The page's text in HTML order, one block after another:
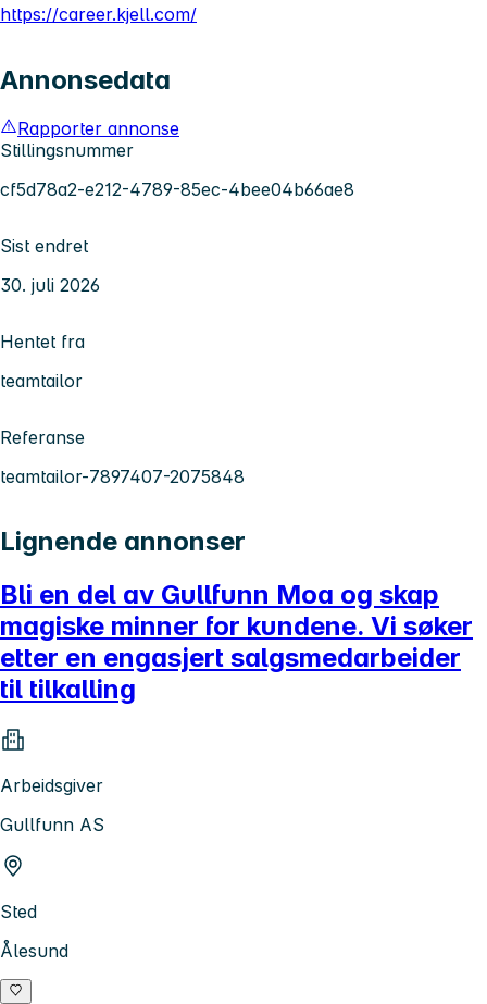
https://career.kjell.com/
Annonsedata
Rapporter annonse
Stillingsnummer
cf5d78a2-e212-4789-85ec-4bee04b66ae8
Sist endret
30. juli 2026
Hentet fra
teamtailor
Referanse
teamtailor-7897407-2075848
Lignende annonser
Bli en del av Gullfunn Moa og skap
magiske minner for kundene. Vi søker
etter en engasjert salgsmedarbeider
til tilkalling
Arbeidsgiver
Gullfunn AS
Sted
Ålesund